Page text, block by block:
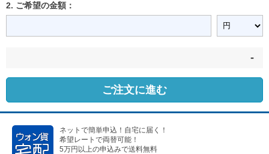
2. ご希望の金額：
-
ご注文に進む
ネットで簡単申込！自宅に届く！
希望レートで両替可能！
5万円以上の申込みで送料無料